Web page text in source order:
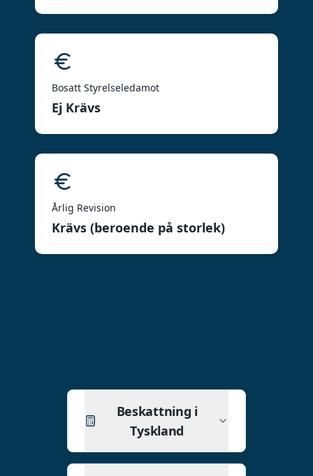
Bosatt Styrelseledamot
Ej Krävs
Årlig Revision
Krävs (beroende på storlek)
Beskattning i
Tyskland